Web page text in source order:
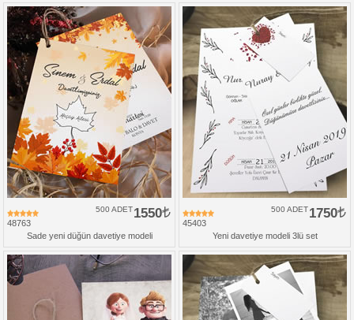
48763
1550
500 ADET
Sade yeni düğün davetiye modeli
45403
1750
500 ADET
Yeni davetiye modeli 3lü set